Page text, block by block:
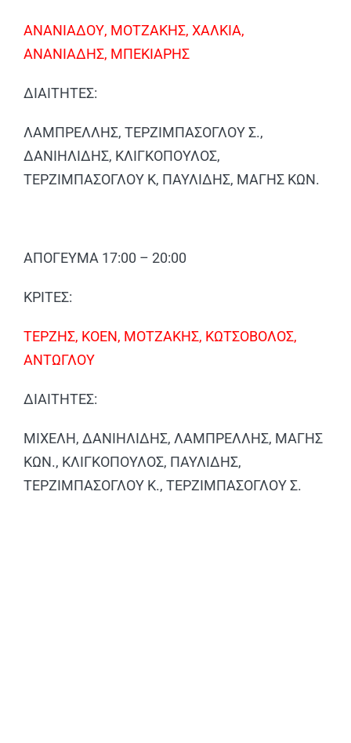
ΑΝΑΝΙΑΔΟΥ, ΜΟΤΖΑΚΗΣ, ΧΑΛΚΙΑ,
ΑΝΑΝΙΑΔΗΣ, ΜΠΕΚΙΑΡΗΣ
ΔΙΑΙΤΗΤΕΣ:
ΛΑΜΠΡΕΛΛΗΣ, ΤΕΡΖΙΜΠΑΣΟΓΛΟΥ Σ.,
ΔΑΝΙΗΛΙΔΗΣ, ΚΛΙΓΚΟΠΟΥΛΟΣ,
ΤΕΡΖΙΜΠΑΣΟΓΛΟΥ Κ, ΠΑΥΛΙΔΗΣ, ΜΑΓΗΣ ΚΩΝ.
ΑΠΟΓΕΥΜΑ 17:00 – 20:00
ΚΡΙΤΕΣ:
ΤΕΡΖΗΣ, ΚΟΕΝ, ΜΟΤΖΑΚΗΣ, ΚΩΤΣΟΒΟΛΟΣ,
ΑΝΤΩΓΛΟΥ
ΔΙΑΙΤΗΤΕΣ:
ΜΙΧΕΛΗ, ΔΑΝΙΗΛΙΔΗΣ, ΛΑΜΠΡΕΛΛΗΣ, ΜΑΓΗΣ
ΚΩΝ., ΚΛΙΓΚΟΠΟΥΛΟΣ, ΠΑΥΛΙΔΗΣ,
ΤΕΡΖΙΜΠΑΣΟΓΛΟΥ Κ., ΤΕΡΖΙΜΠΑΣΟΓΛΟΥ Σ.